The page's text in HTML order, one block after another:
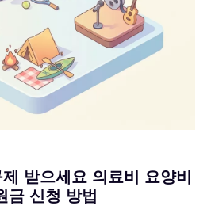
받으세요 의료비 요양비
금 신청 방법